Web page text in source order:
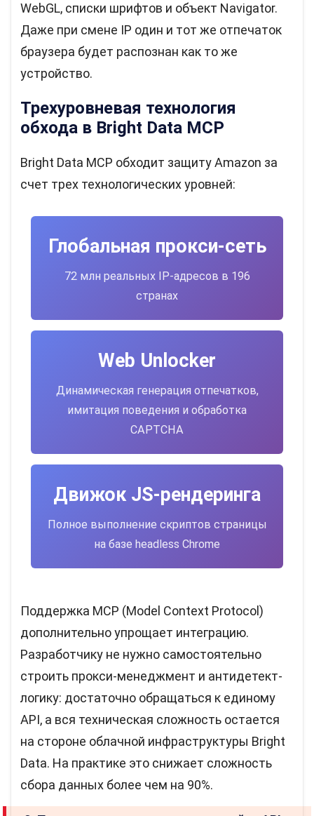
WebGL, списки шрифтов и объект Navigator.
Даже при смене IP один и тот же отпечаток
браузера будет распознан как то же
устройство.
Трехуровневая технология
обхода в Bright Data MCP
Bright Data MCP обходит защиту Amazon за
счет трех технологических уровней:
Глобальная прокси-сеть
72 млн реальных IP-адресов в 196
странах
Web Unlocker
Динамическая генерация отпечатков,
имитация поведения и обработка
CAPTCHA
Движок JS-рендеринга
Полное выполнение скриптов страницы
на базе headless Chrome
Поддержка MCP (Model Context Protocol)
дополнительно упрощает интеграцию.
Разработчику не нужно самостоятельно
строить прокси-менеджмент и антидетект-
логику: достаточно обращаться к единому
API, а вся техническая сложность остается
на стороне облачной инфраструктуры Bright
Data. На практике это снижает сложность
сбора данных более чем на 90%.